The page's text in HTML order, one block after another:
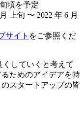
頃を予定
上旬 〜 2022 年 6 月
サイト をご参照くだ
くしていくと考えて
ためのアイデアを持
スタートアップの皆